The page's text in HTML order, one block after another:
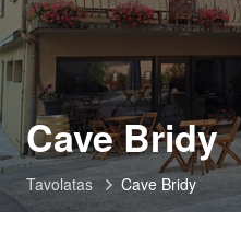
Cave Bridy
Tavolatas Cave Bridy